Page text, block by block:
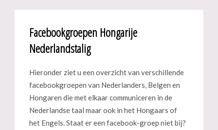
Facebookgroepen Hongarije
Nederlandstalig
Hieronder ziet u een overzicht van verschillende
facebookgroepen van Nederlanders, Belgen en
Hongaren die met elkaar communiceren in de
Nederlandse taal maar ook in het Hongaars of
het Engels. Staat er een facebook-groep niet bij?